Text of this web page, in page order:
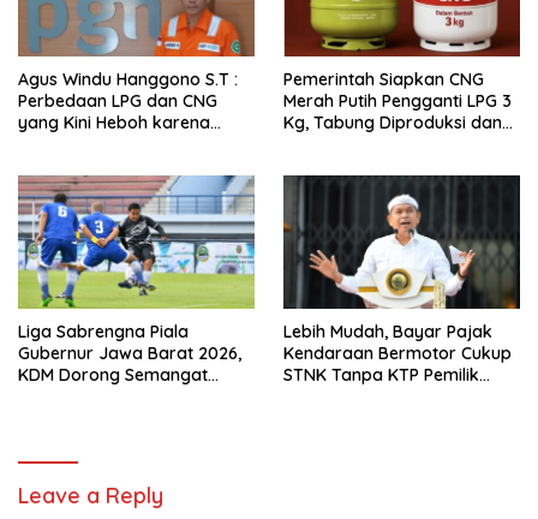
Agus Windu Hanggono S.T :
Perbedaan LPG dan CNG
yang Kini Heboh karena
Pemerintah Siapkan CNG
Merah Putih Pengganti LPG 3
Kg, Tabung Diproduksi dan
Liga Sabrengna Piala
Gubernur Jawa Barat 2026,
KDM Dorong Semangat
Lebih Mudah, Bayar Pajak
Kendaraan Bermotor Cukup
STNK Tanpa KTP Pemilik
Leave a Reply